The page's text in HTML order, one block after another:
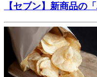
【セブン】新商品の